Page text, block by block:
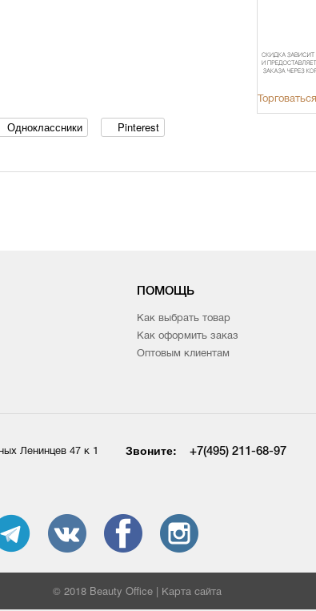
Одноклассники Pinterest
ПОМОЩЬ
Как выбрать товар
Как оформить заказ
Оптовым клиентам
Ленинцев 47 к 1 Звоните: +7(495) 211-68-97
© 2018 Beauty Office | Карта сайта